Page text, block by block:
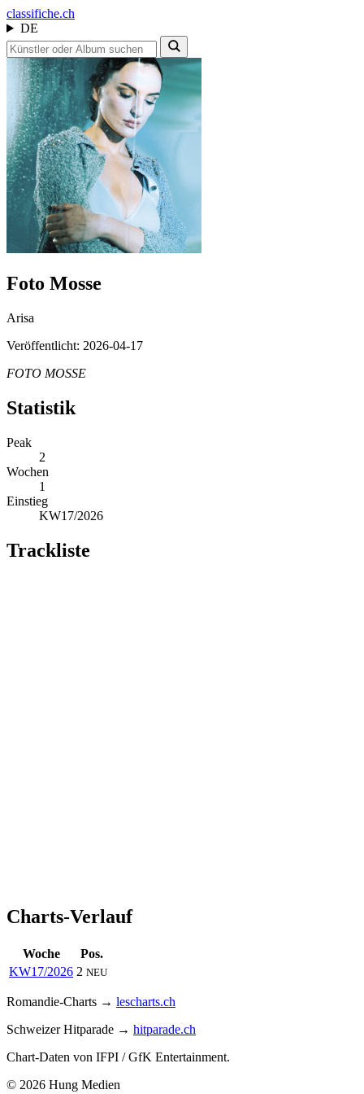
classifiche.ch
DE
Foto Mosse
Arisa
Veröffentlicht: 2026-04-17
FOTO MOSSE
Statistik
Peak
2
Wochen
1
Einstieg
KW17/2026
Trackliste
Charts-Verlauf
Woche
Pos.
KW17/2026 2 NEU
Romandie-Charts → lescharts.ch
Schweizer Hitparade → hitparade.ch
Chart-Daten von IFPI / GfK Entertainment.
© 2026 Hung Medien